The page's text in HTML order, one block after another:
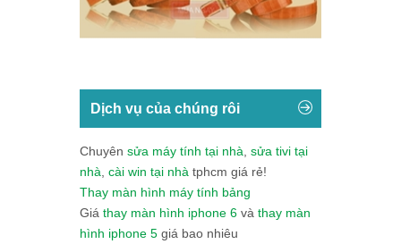
Dịch vụ của chúng rôi
Chuyên sửa máy tính tại nhà sửa tivi tại
nhà cài win tại nhà tphcm giá rẻ!
Thay màn hình máy tính bảng
Giá thay màn hình iphone 6 và thay màn
hình iphone 5 giá bao nhiêu